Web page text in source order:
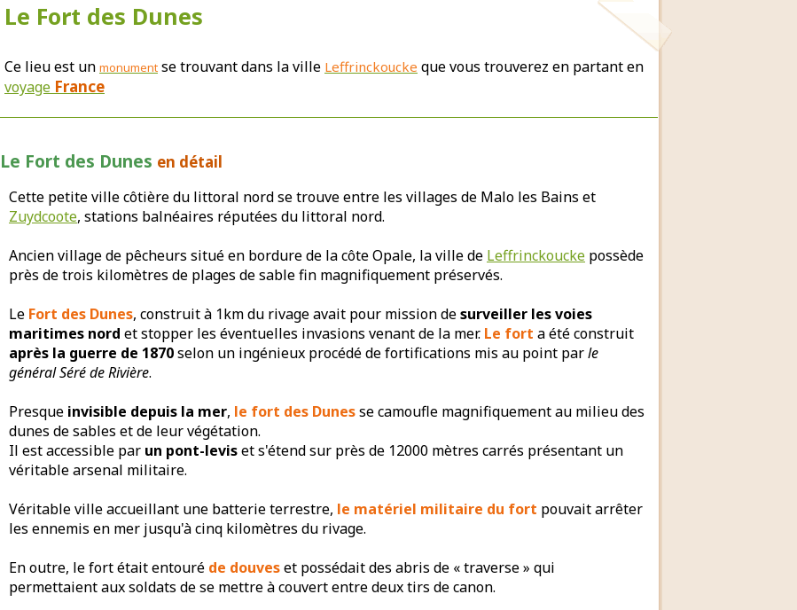
Le Fort des Dunes
Ce lieu est un monument se trouvant dans la ville Leffrinckoucke que vous trouverez en partant en
voyage France
Le Fort des Dunes en détail
Cette petite ville côtière du littoral nord se trouve entre les villages de Malo les Bains et
Zuydcoote, stations balnéaires réputées du littoral nord.
Ancien village de pêcheurs situé en bordure de la côte Opale, la ville de Leffrinckoucke possède
près de trois kilomètres de plages de sable fin magnifiquement préservés.
Le Fort des Dunes, construit à 1km du rivage avait pour mission desurveiller les voies
maritimes nord et stopper les éventuelles invasions venant de la mer. Le fort a été construit
après la guerre de 1870selon un ingénieux procédé de fortifications mis au point parle
général Séré de Rivière.
Presque invisible depuis la mer, le fort des Dunesse camoufle magnifiquement au milieu des
dunes de sables et de leur végétation.
Il est accessible par un pont-leviset s'étend sur près de 12000 mètres carrés présentant un
véritable arsenal militaire.
Véritable ville accueillant une batterie terrestre, le matériel militaire du fort pouvait arrêter
les ennemis en mer jusqu'à cinq kilomètres du rivage.
En outre, le fort était entouré de douveset possédait des abris de « traverse » qui
permettaient aux soldats de se mettre à couvert entre deux tirs de canon.